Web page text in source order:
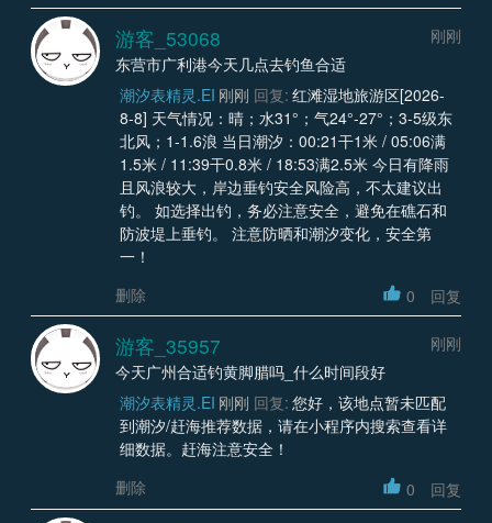
游客_53068
刚刚
东营市广利港今天几点去钓鱼合适
潮汐表精灵.EI 刚刚 回复: 红滩湿地旅游区[2026-
8-8] 天气情况：晴；水31°；气24°-27°；3-5级东
北风；1-1.6浪 当日潮汐：00:21干1米 / 05:06满
1.5米 / 11:39干0.8米 / 18:53满2.5米 今日有降雨
且风浪较大，岸边垂钓安全风险高，不太建议出
钓。 如选择出钓，务必注意安全，避免在礁石和
防波堤上垂钓。 注意防晒和潮汐变化，安全第
一！
删除
0 回复
游客_35957
刚刚
今天广州合适钓黄脚腊吗_什么时间段好
潮汐表精灵.EI 刚刚 回复: 您好，该地点暂未匹配
到潮汐/赶海推荐数据，请在小程序内搜索查看详
细数据。赶海注意安全！
删除
0 回复